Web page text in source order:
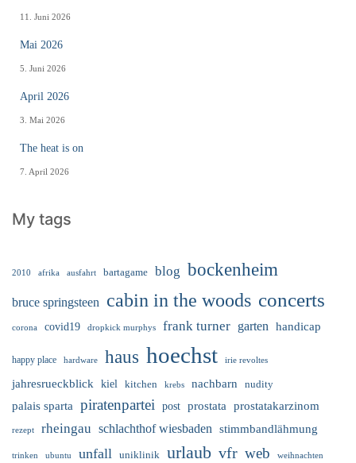
11. Juni 2026
Mai 2026
5. Juni 2026
April 2026
3. Mai 2026
The heat is on
7. April 2026
My tags
2010 afrika ausfahrt bartagame blog bockenheim
bruce springsteen cabin in the woods concerts
corona covid19 dropkick murphys frank turner garten handicap
happy place hardware haus hoechst irie revoltes
jahresrueckblick kiel kitchen krebs nachbarn nudity
palais sparta piratenpartei post prostata prostatakarzinom
rezept rheingau schlachthof wiesbaden stimmbandlähmung
trinken ubuntu unfall uniklinik urlaub vfr web weihnachten